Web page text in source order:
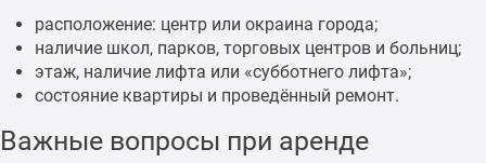
расположение: центр или окраина города;
наличие школ, парков, торговых центров и больниц;
этаж, наличие лифта или «субботнего лифта»;
состояние квартиры и проведённый ремонт.
Важные вопросы при аренде